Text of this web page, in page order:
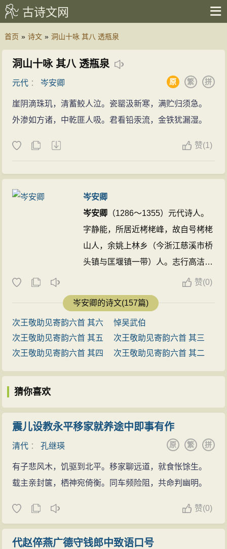
古诗文网
首页 » 诗文 » 洞山十咏 其八 透瓶泉
洞山十咏 其八 透瓶泉
元代 ：岑安卿 拼
繁
原
崖阴滴珠玑，清蓄鲛人泣。瓷罂汲新寒，满贮归须急。
外渗如方诸，中乾匪人吸。君看铅汞流，金铁犹漏湿。
赞(1)
岑安卿
岑安卿 （1286～1355）元代诗人。
字静能，所居近栲栳峰，故自号栲栳
山人，余姚上林乡（今浙江慈溪市桥
头镇与匡堰镇一带）人。志行高洁，
穷阨以终，尝作《三哀诗》，吊宋遗
民之在里中者，寄托深远，脍炙人
口。著有《栲栳山人集》三卷，《四
库总目》评其诗戛戛孤往，如其为
人。 ...
赞(0)
岑安卿的诗文(157篇)
次王敬助见寄韵六首 其六
悼吴武伯
次王敬助见寄韵六首 其五
次王敬助见寄韵六首 其三
次王敬助见寄韵六首 其四
次王敬助见寄韵六首 其二
猜你喜欢
震儿设教永平移家就养途中即事有作
清代 ：孔继瑛 拼
繁
原
有子悲风木，饥驱到北平。移家聊远道，就食怅馀生。
载主亲封箧，栖神宛倚衡。同车频险阻，共命判幽明。
赞(0)
代赵倅燕广德守钱郎中致语口号